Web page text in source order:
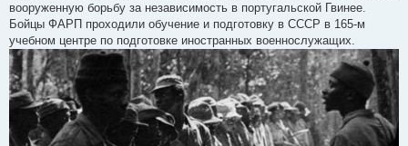
вооруженную борьбу за независимость в португальской Гвинее.
Бойцы ФАРП проходили обучение и подготовку в СССР в 165-м
учебном центре по подготовке иностранных военнослужащих.